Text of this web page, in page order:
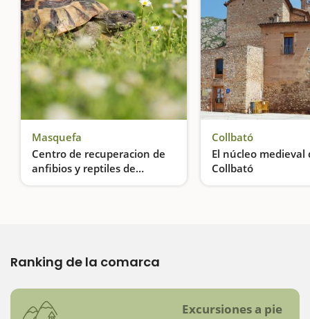
Masquefa
Centro de recuperacion de
anfibios y reptiles de
Catalunya en Masquefa
La importancia de la educación ambiental
Collbató
El núcleo medieval
Collbató
Ranking de la comarca
Excursiones a pie